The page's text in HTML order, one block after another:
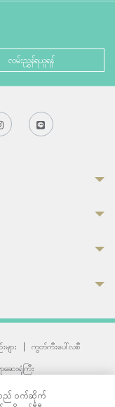
လမ်းညွှန်ရယူရန်
ျား |
ကွတ်ကီးပေါ်လစီ
ေးရုံကြီး
သည် ဝက်ဆိုက်